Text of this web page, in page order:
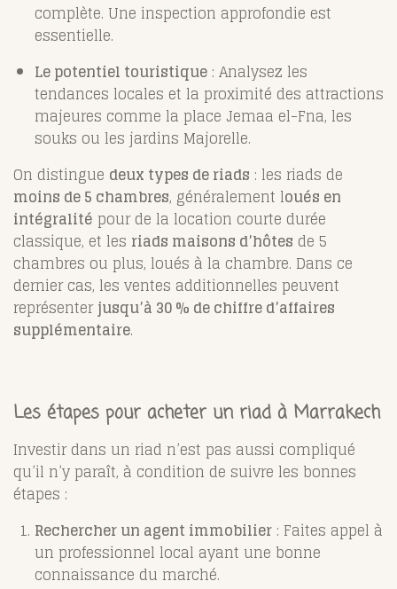
complète. Une inspection approfondie est
essentielle.
Le potentiel touristique : Analysez les
tendances locales et la proximité des attractions
majeures comme la place Jemaa el-Fna, les
souks ou les jardins Majorelle.
On distingue deux types de riads : les riads de
moins de 5 chambres, généralement loués en
intégralité pour de la location courte durée
classique, et les riads maisons d’hôtes de 5
chambres ou plus, loués à la chambre. Dans ce
dernier cas, les ventes additionnelles peuvent
représenterjusqu’à 30 % de chiffre d’affaires
supplémentaire.
Les étapes pour acheter un riad à Marrakech
Investir dans un riad n’est pas aussi compliqué
qu’il n’y paraît, à condition de suivre les bonnes
étapes :
Rechercher un agent immobilier : Faites appel à
un professionnel local ayant une bonne
connaissance du marché.